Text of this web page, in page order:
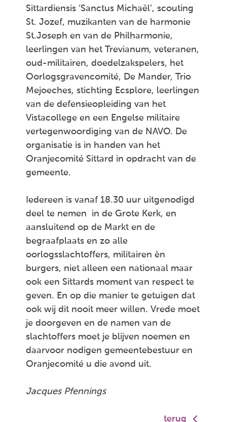
Sittardiensis ‘Sanctus Michaël’, scouting
St. Jozef, muzikanten van de harmonie
St.Joseph en van de Philharmonie,
leerlingen van het Trevianum, veteranen,
oud-militairen, doedelzakspelers, het
Oorlogsgravencomité, De Mander, Trio
Mejoeches, stichting Ecsplore, leerlingen
van de defensieopleiding van het
Vistacollege en een Engelse militaire
vertegenwoordiging van de NAVO. De
organisatie is in handen van het
Oranjecomité Sittard in opdracht van de
gemeente.
Iedereen is vanaf 18.30 uur uitgenodigd
deel te nemen in de Grote Kerk, en
aansluitend op de Markt en de
begraafplaats en zo alle
oorlogsslachtoffers, militairen èn
burgers, niet alleen een nationaal maar
ook een Sittards moment van respect te
geven. En op die manier te getuigen dat
ook wij dit nooit meer willen. Vrede moet
je doorgeven en de namen van de
slachtoffers moet je blijven noemen en
daarvoor nodigen gemeentebestuur en
Oranjecomité u die avond uit.
Jacques Pfennings
terug